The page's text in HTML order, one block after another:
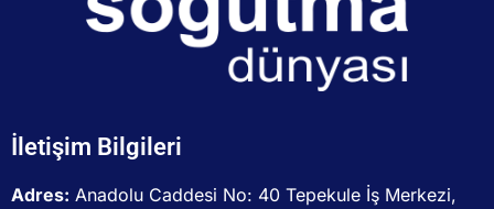
İletişim Bilgileri
Adres: Anadolu Caddesi No: 40 Tepekule İş Merkezi,